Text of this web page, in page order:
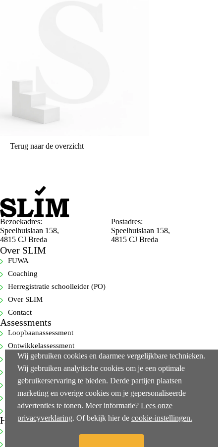
Terug naar de overzicht
Bezoekadres:
Speelhuislaan 158,
4815 CJ Breda
Postadres:
Speelhuislaan 158,
4815 CJ Breda
Over SLIM
FUWA
Coaching
Herregistratie schoolleider (PO)
Over SLIM
Contact
Assessments
Loopbaanassessment
Ontwikkelassessment
Selectie-assessment
360-gradenfeedback
Cognitieve capaciteitentest
Executive-assessments
Bekijk alle…
Handige links
Wij gebruiken cookies en daarmee vergelijkbare technieken.
Wij gebruiken analytische cookies om je een optimale
gebruikerservaring te bieden. Derde partijen plaatsen
marketing en overige cookies om je gepersonaliseerde
advertenties te tonen. Meer informatie? Lees onze
privacyverklaring. Of bekijk hier de cookie-instellingen.